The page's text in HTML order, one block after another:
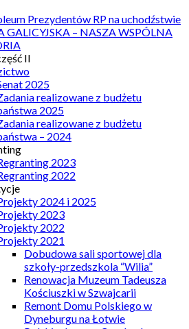
Prezydentów RP na uchodźstwie
GALICYJSKA – NASZA WSPÓLNA
II
2025
realizowane z budżetu
2025
realizowane z budżetu
– 2024
2023
2022
2024 i 2025
2023
2022
2021
Dobudowa sali sportowej dla
szkoły-przedszkola “Wilia”
Renowacja Muzeum Tadeusza
Kościuszki w Szwajcarii
Remont Domu Polskiego w
Dyneburgu na Łotwie